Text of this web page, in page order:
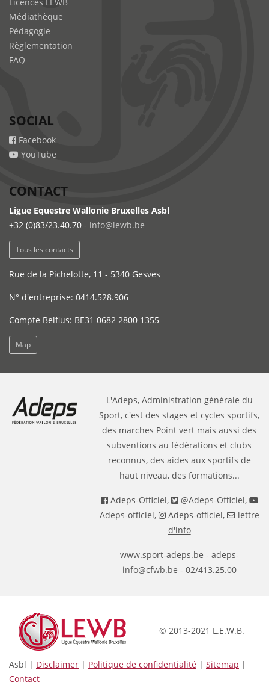
Médiathèque
Pédagogie
Règlementation
FAQ
SOCIAL
Facebook
YouTube
CONTACT
Ligue Equestre Wallonie Bruxelles Asbl
+32 (0)83/23.40.70 - info@lewb.be
Tous les contacts
Rue de la Pichelotte, 11 - 5340 Gesves
N° d'entreprise: 0414.528.906
Compte Belfius: BE31 0682 2800 1355
Map
L'Adeps, Administration générale du
Sport, c'est des stages et cycles sportifs,
des marches Point vert mais aussi des
subventions au fédérations et clubs
reconnus, des aides aux sportifs de
haut niveau, des formations...
Adeps-Officiel, @Adeps-Officiel,
Adeps-officiel, Adeps-officiel,
lettre
d'info
www.sport-adeps.be - adeps-
info@cfwb.be - 02/413.25.00
© 2013-2021 L.E.W.B.
Asbl | Disclaimer | Politique de confidentialité | Sitemap |
Contact